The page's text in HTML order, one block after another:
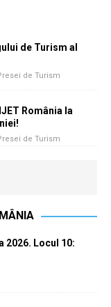
de Turism al
de Turism
România la
de Turism
2026. Locul 10: